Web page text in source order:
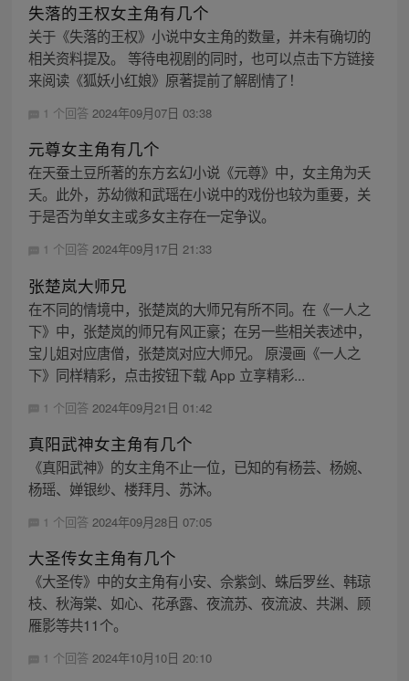
失落的王权女主角有几个
关于《失落的王权》小说中女主角的数量，并未有确切的
相关资料提及。 等待电视剧的同时，也可以点击下方链接
来阅读《狐妖小红娘》原著提前了解剧情了！
1 个回答 2024年09月07日 03:38
元尊女主角有几个
在天蚕土豆所著的东方玄幻小说《元尊》中，女主角为夭
夭。此外，苏幼微和武瑶在小说中的戏份也较为重要，关
于是否为单女主或多女主存在一定争议。
1 个回答 2024年09月17日 21:33
张楚岚大师兄
在不同的情境中，张楚岚的大师兄有所不同。在《一人之
下》中，张楚岚的师兄有风正豪；在另一些相关表述中，
宝儿姐对应唐僧，张楚岚对应大师兄。 原漫画《一人之
下》同样精彩，点击按钮下载 App 立享精彩...
1 个回答 2024年09月21日 01:42
真阳武神女主角有几个
《真阳武神》的女主角不止一位，已知的有杨芸、杨婉、
杨瑶、婵银纱、楼拜月、苏沐。
1 个回答 2024年09月28日 07:05
大圣传女主角有几个
《大圣传》中的女主角有小安、佘紫剑、蛛后罗丝、韩琼
枝、秋海棠、如心、花承露、夜流苏、夜流波、共渊、顾
雁影等共11个。
1 个回答 2024年10月10日 20:10